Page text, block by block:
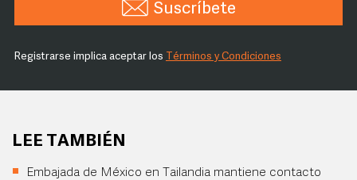
Suscríbete
Registrarse implica aceptar los Términos y Condiciones
LEE TAMBIÉN
Embajada de México en Tailandia mantiene contacto